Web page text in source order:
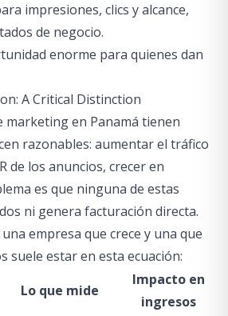
impresiones, clics y alcance,
de negocio.
enorme para quienes dan
A Critical Distinction
marketing en Panamá tienen
razonables: aumentar el tráfico
de los anuncios, crecer en
es que ninguna de estas
ni genera facturación directa.
empresa que crece y una que
suele estar en esta ecuación:
Lo que mide
Impacto en
ingresos